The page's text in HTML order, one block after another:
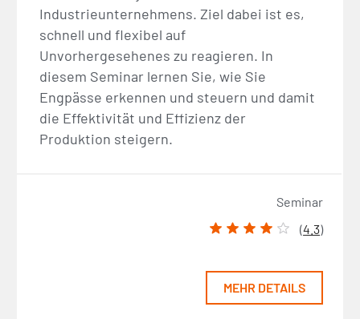
Industrieunternehmens. Ziel dabei ist es,
schnell und flexibel auf
Unvorhergesehenes zu reagieren. In
diesem Seminar lernen Sie, wie Sie
Engpässe erkennen und steuern und damit
die Effektivität und Effizienz der
Produktion steigern.
Seminar
(4.3)
MEHR DETAILS